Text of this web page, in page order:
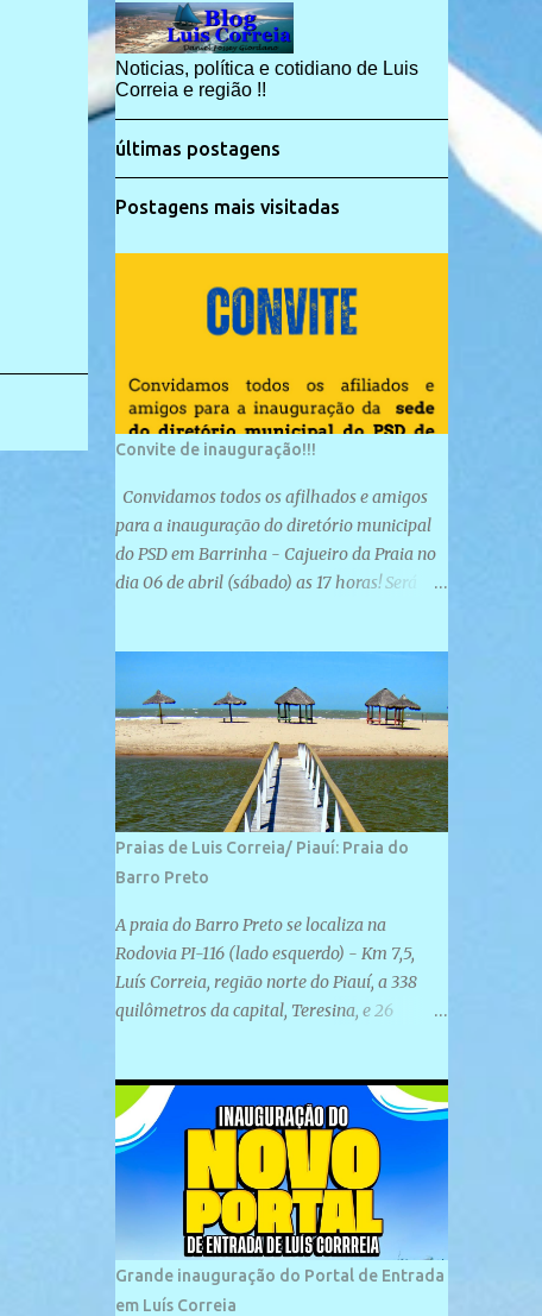
Noticias, política e cotidiano de Luis
Correia e região !!
últimas postagens
Postagens mais visitadas
Convite de inauguração!!!
Convidamos todos os afilhados e amigos
para a inauguração do diretório municipal
do PSD em Barrinha - Cajueiro da Praia no
dia 06 de abril (sábado) as 17 horas! Será
localizada na Rua São José, 98 Barrinha -
Cajueiro da Praia.
Praias de Luis Correia/ Piauí: Praia do
Barro Preto
A praia do Barro Preto se localiza na
Rodovia PI-116 (lado esquerdo) - Km 7,5,
Luís Correia, região norte do Piauí, a 338
quilômetros da capital, Teresina, e 26
plana e retilínea na maior parte de sua
extensão, chegando a mais ou menos a 1,5
km de paisagens exuberantes. Possui ondas
suaves devido ao extensivo molhe de pedras
que não chegam a 2 metros de altura, não
apresentando dunas em seu espaço
geográfico. Não se sabe ao certo porque a
praia leva esse nome, e muitas das suas
Grande inauguração do Portal de Entrada
em Luís Correia